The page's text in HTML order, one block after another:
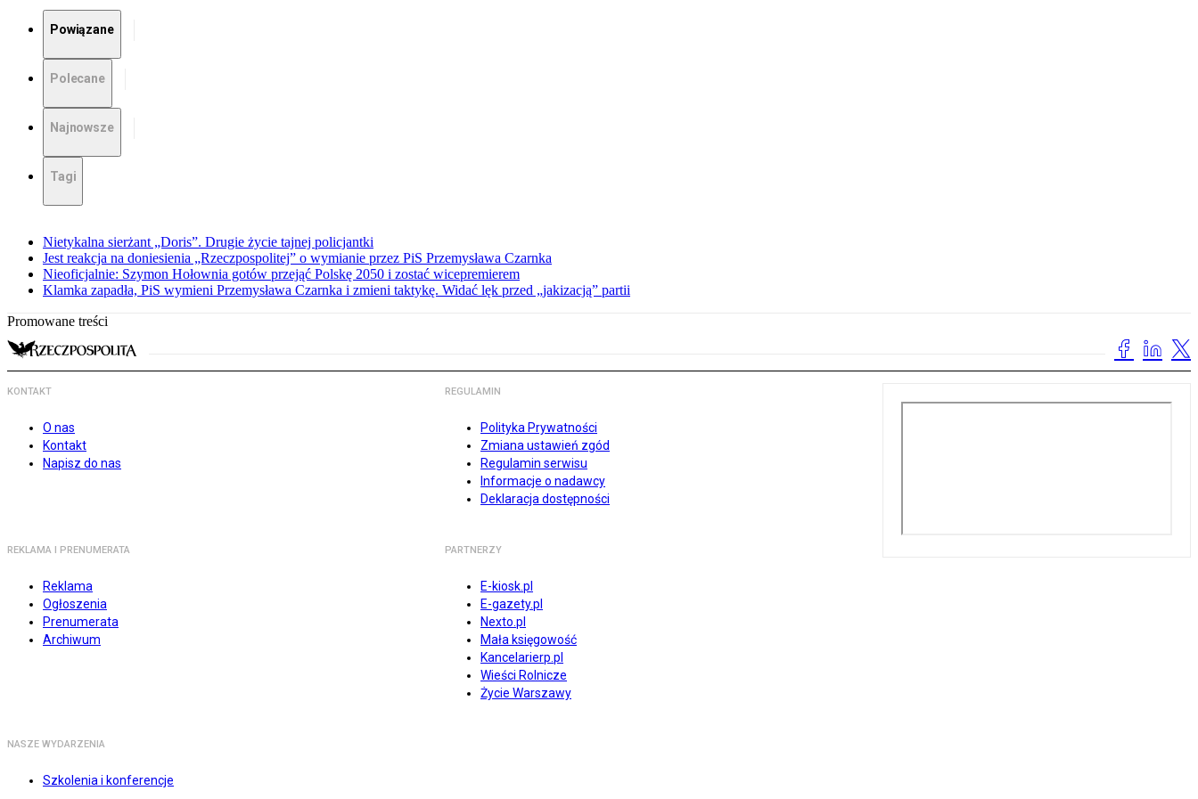
Powiązane
Polecane
Najnowsze
Tagi
Nietykalna sierżant „Doris”. Drugie życie tajnej policjantki
Jest reakcja na doniesienia „Rzeczpospolitej” o wymianie przez PiS Przemysława Czarnka
Nieoficjalnie: Szymon Hołownia gotów przejąć Polskę 2050 i zostać wicepremierem
Klamka zapadła, PiS wymieni Przemysława Czarnka i zmieni taktykę. Widać lęk przed „jakizacją” partii
Promowane treści
KONTAKT
O nas
Kontakt
Napisz do nas
REGULAMIN
Polityka Prywatności
Zmiana ustawień zgód
Regulamin serwisu
Informacje o nadawcy
Deklaracja dostępności
REKLAMA I PRENUMERATA
Reklama
Ogłoszenia
Prenumerata
Archiwum
PARTNERZY
E-kiosk.pl
E-gazety.pl
Nexto.pl
Mała księgowość
Kancelarierp.pl
Wieści Rolnicze
Życie Warszawy
NASZE WYDARZENIA
Szkolenia i konferencje